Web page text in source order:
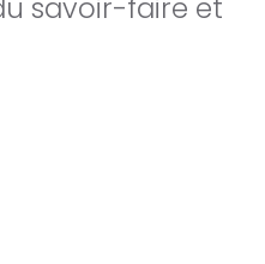
savoir-faire et